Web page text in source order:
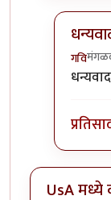
गवि
In
UsA मध्ये